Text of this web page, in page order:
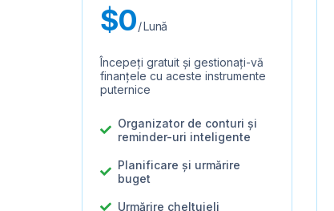
$0/ Lună
Începeți gratuit și gestionați-vă
finanțele cu aceste instrumente
puternice
Organizator de conturi și
reminder-uri inteligente
Planificare și urmărire
buget
Urmărire cheltuieli